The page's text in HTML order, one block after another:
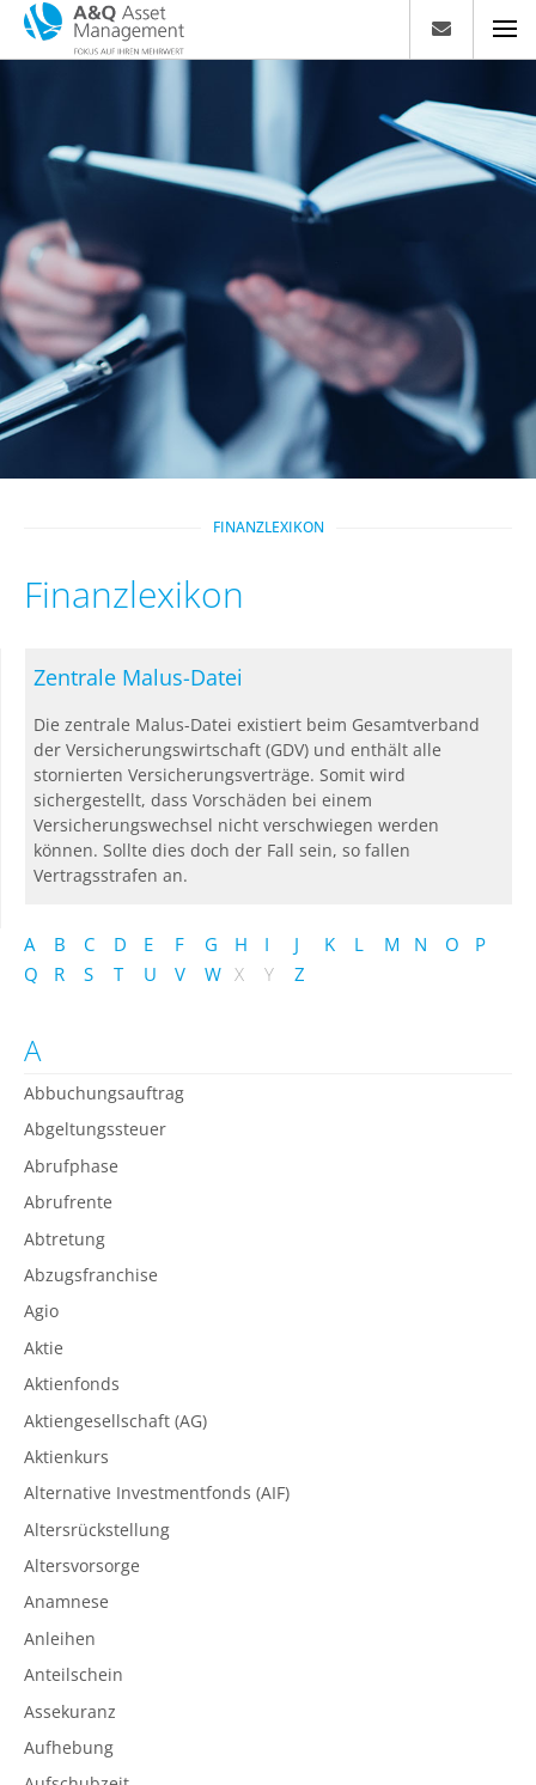
FINANZLEXIKON
Finanzlexikon
A B C D E F G H I J K L M N O
P
Q
R S T U V W X Y Z
A
Abbuchungsauftrag
Abgeltungssteuer
Abrufphase
Abrufrente
Abtretung
Abzugsfranchise
Agio
Aktie
Aktienfonds
Aktiengesellschaft (AG)
Aktienkurs
Alternative Investmentfonds (AIF)
Altersrückstellung
Altersvorsorge
Anamnese
Anleihen
Anteilschein
Assekuranz
Aufhebung
Zentrale Malus-Datei
Die zentrale Malus-Datei existiert beim Gesamtverband
der Versicherungswirtschaft (GDV) und enthält alle
stornierten Versicherungsverträge. Somit wird
sichergestellt, dass Vorschäden bei einem
Versicherungswechsel nicht verschwiegen werden
können. Sollte dies doch der Fall sein, so fallen
Vertragsstrafen an.